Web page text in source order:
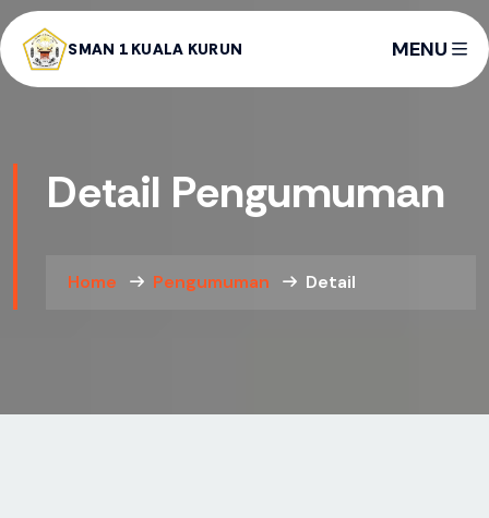
SMAN 1 KUALA KURUN MENU
Detail Pengumuman
Home Pengumuman Detail